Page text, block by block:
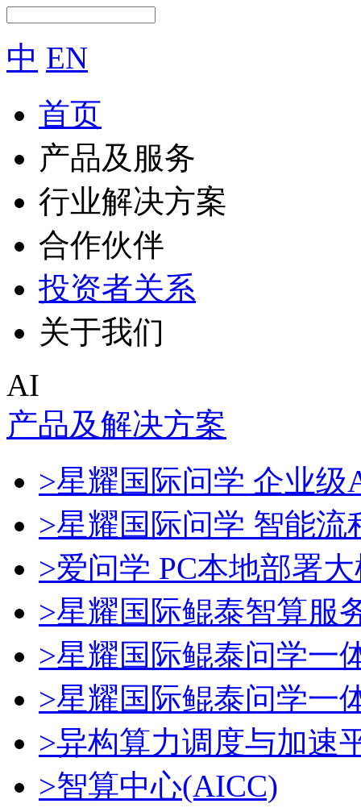
中 EN
首页
产品及服务
行业解决方案
合作伙伴
投资者关系
关于我们
AI
产品及解决方案
>星耀国际问学 企业级
>星耀国际问学 智能流
>爱问学 PC本地部署
>星耀国际鲲泰智算服
>星耀国际鲲泰问学一
>星耀国际鲲泰问学一
>异构算力调度与加速
>智算中心(AICC)